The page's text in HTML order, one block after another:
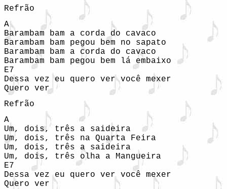
Refrão
A
Barambam bam a corda do cavaco
Barambam bam pegou bem no sapato
Barambam bam a corda do cavaco
Barambam bam pegou bem lá embaixo
E7
Dessa vez eu quero ver você mexer
Quero ver
Refrão
A
Um, dois, três a saideira
Um, dois, três na Quarta Feira
Um, dois, três a saideira
Um, dois, três olha a Mangueira
E7
Dessa vez eu quero ver você mexer
Quero ver